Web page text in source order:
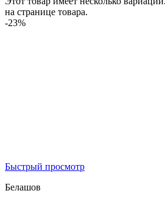
на странице товара.
-23%
Быстрый просмотр
Белашов